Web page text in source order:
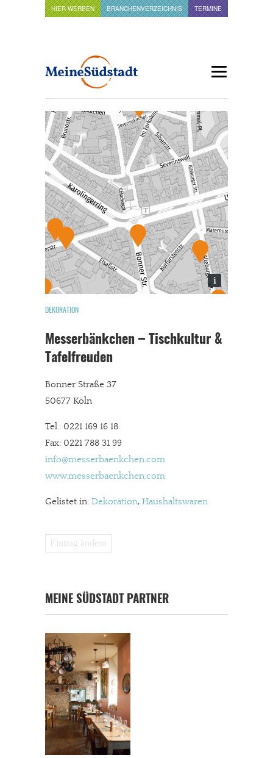
HIER WERBEN BRANCHENVERZEICHNIS TERMINE
i
DEKORATION
Messerbänkchen – Tischkultur &
Tafelfreuden
Bonner Straße 37
50677 Köln
Tel.: 0221 169 16 18
Fax: 0221 788 31 99
info@messerbaenkchen.com
www.messerbaenkchen.com
Gelistet in: Dekoration, Haushaltswaren
Eintrag ändern
MEINE SÜDSTADT PARTNER